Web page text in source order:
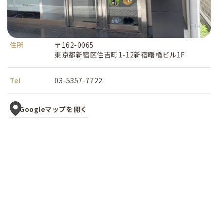
住所
〒162-0065
東京都新宿区住吉町1-12新宿曙橋ビル1F
Tel 03-5357-7722
Googleマップを開く